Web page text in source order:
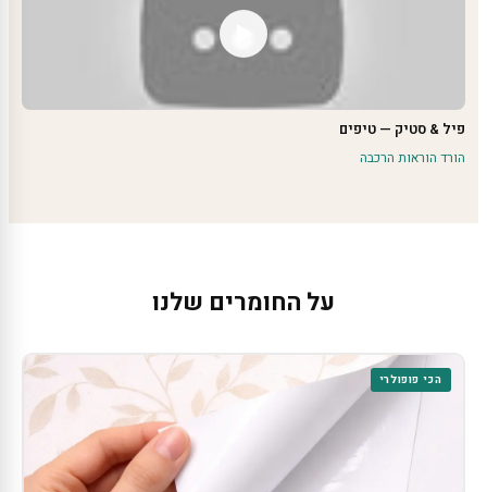
פיל & סטיק — טיפים
הורד הוראות הרכבה
על החומרים שלנו
הכי פופולרי